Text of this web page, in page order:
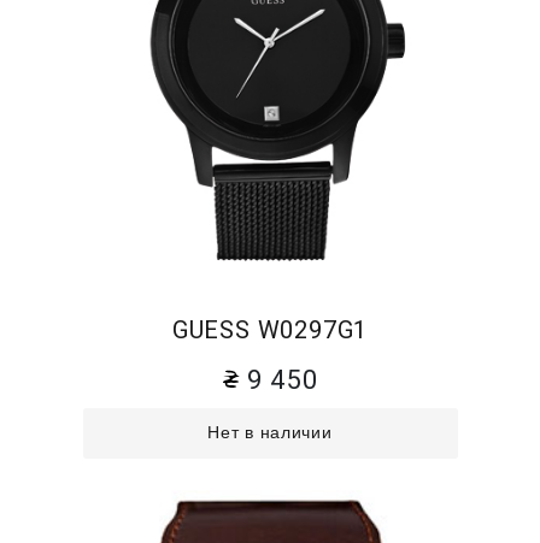
GUESS W0297G1
9 450
Нет в наличии